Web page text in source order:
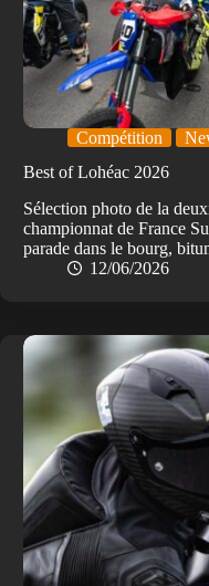
Compétition
Best of Lohéac 2026
Sélection photo de la
championnat de France
parade dans le bourg,
12/06/2026